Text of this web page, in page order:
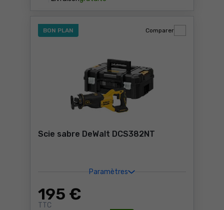
BON PLAN
Scie sabre DeWalt DCS382NT
Paramètres
195 €
TTC
Comparer